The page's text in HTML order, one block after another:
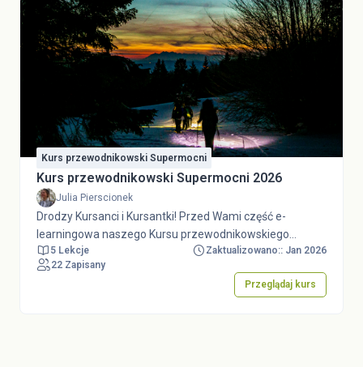
Kurs przewodnikowski Supermocni
Kurs przewodnikowski Supermocni 2026
Julia Pierscionek
Drodzy Kursanci i Kursantki! Przed Wami część e-
learningowa naszego Kursu przewodnikowskiego
Supermocni 2026. W 5 sekcjach zapoznacie się ze
Statutem ZHP, Wizerunkiem ZHP, Tożsamością
harcerską, Strategią ZHP i Regulaminami dot.
5 Lekcje
Zaktualizowano:: Jan 2026
22 Zapisany
Przeglądaj kurs